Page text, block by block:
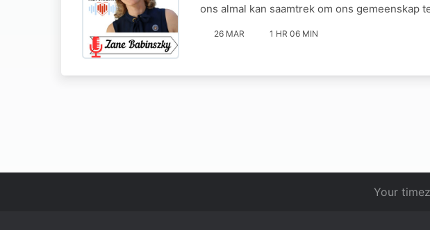
ons almal kan saamtrek om ons gemeenskap
26 MAR 1 HR 06 MIN
Your